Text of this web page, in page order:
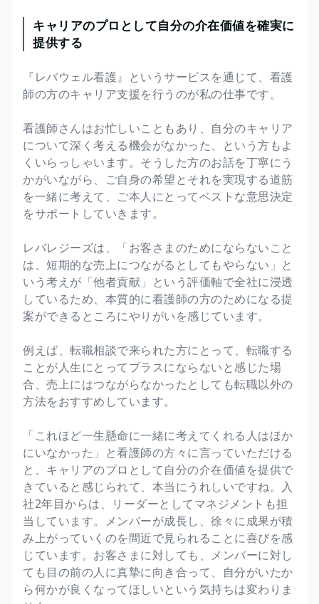
キャリアのプロとして自分の介在価値を確実に
提供する
『レバウェル看護』というサービスを通じて、看護
師の方のキャリア支援を行うのが私の仕事です。
看護師さんはお忙しいこともあり、自分のキャリア
について深く考える機会がなかった、という方もよ
くいらっしゃいます。そうした方のお話を丁寧にう
かがいながら、ご自身の希望とそれを実現する道筋
を一緒に考えて、ご本人にとってベストな意思決定
をサポートしていきます。
レバレジーズは、「お客さまのためにならないこと
は、短期的な売上につながるとしてもやらない」と
いう考えが「他者貢献」という評価軸で全社に浸透
しているため、本質的に看護師の方のためになる提
案ができるところにやりがいを感じています。
例えば、転職相談で来られた方にとって、転職する
ことが人生にとってプラスにならないと感じた場
合、売上にはつながらなかったとしても転職以外の
方法をおすすめしています。
「これほど一生懸命に一緒に考えてくれる人はほか
にいなかった」と看護師の方々に言っていただける
と、キャリアのプロとして自分の介在価値を提供で
きていると感じられて、本当にうれしいですね。入
社2年目からは、リーダーとしてマネジメントも担
当しています。メンバーが成長し、徐々に成果が積
み上がっていくのを間近で見られることに喜びを感
じています。お客さまに対しても、メンバーに対し
ても目の前の人に真摯に向き合って、自分がいたか
ら何かが良くなってほしいという気持ちは変わりま